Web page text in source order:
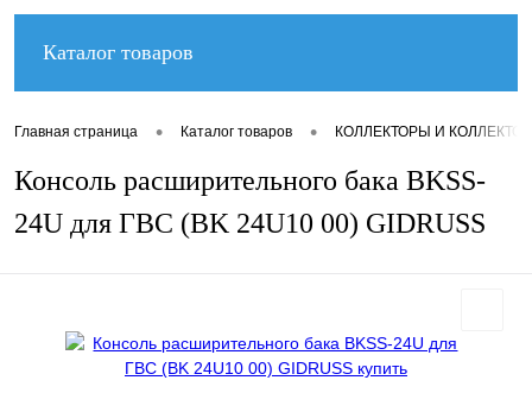
Каталог товаров
Главная страница • Каталог товаров • КОЛЛЕКТОРЫ И
Консоль расширительного бака BKSS-
24U для ГВС (BK 24U10 00) GIDRUSS